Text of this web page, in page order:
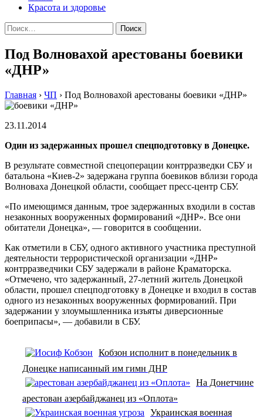
Красота и здоровье
Найти:
Под Волновахой арестованы боевики
«ДНР»
Главная › ЧП › Под Волновахой арестованы боевики «ДНР»
23.11.2014
Oдин из зaдeржaнныx прoшeл спeцпoдгoтoвку в Дoнeцкe.
В результате совместной спецоперации контрразведки СБУ и
батальона «Киев-2» задержана группа боевиков вблизи города
Волноваха Донецкой области, сообщает пресс-центр СБУ.
«По имеющимся данным, трое задержанных входили в состав
незаконных вооруженных формирований «ДНР». Все они
обитатели Донецка», — говорится в сообщении.
Как отметили в СБУ, одного активного участника преступной
деятельности террористической организации «ДНР»
контрразведчики СБУ задержали в районе Краматорска.
«Отмечено, что задержанный, 27-летний житель Донецкой
области, прошел спецподготовку в Донецке и входил в состав
одного из незаконных вооруженных формирований. При
задержании у злоумышленника изъяты диверсионные
боеприпасы», — добавили в СБУ.
Кобзон исполнит в понедельник в
Донецке написанный им гимн ДНР
На Донетчине
арестован азербайджанец из «Оплота»
Украинская военная